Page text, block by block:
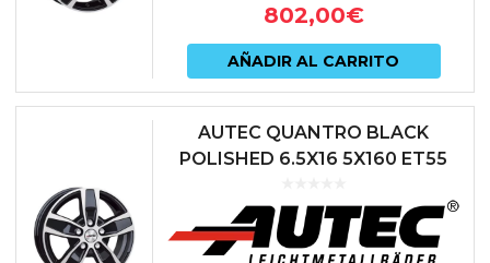
802,00€
AÑADIR AL CARRITO
AUTEC QUANTRO BLACK
POLISHED 6.5X16 5X160 ET55